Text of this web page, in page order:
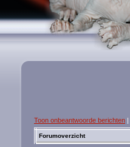
Toon onbeantwoorde berichten |
Forumoverzicht